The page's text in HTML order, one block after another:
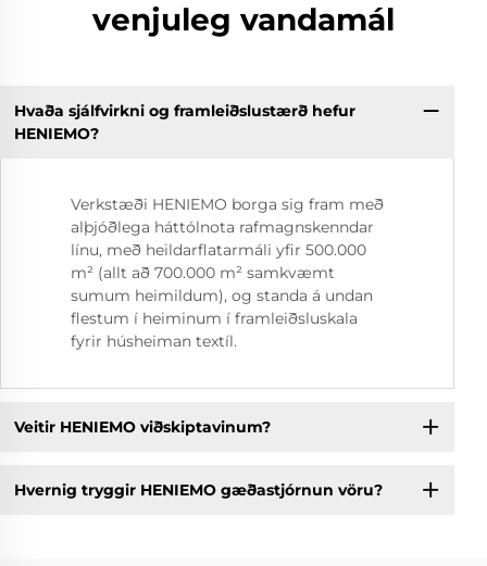
venjuleg vandamál
Hvaða sjálfvirkni og framleiðslustærð hefur
HENIEMO?
Verkstæði HENIEMO borga sig fram með
alþjóðlega háttólnota rafmagnskenndar
línu, með heildarflatarmáli yfir 500.000
m² (allt að 700.000 m² samkvæmt
sumum heimildum), og standa á undan
flestum í heiminum í framleiðsluskala
fyrir húsheiman textíl.
Veitir HENIEMO viðskiptavinum?
Hvernig tryggir HENIEMO gæðastjórnun vöru?